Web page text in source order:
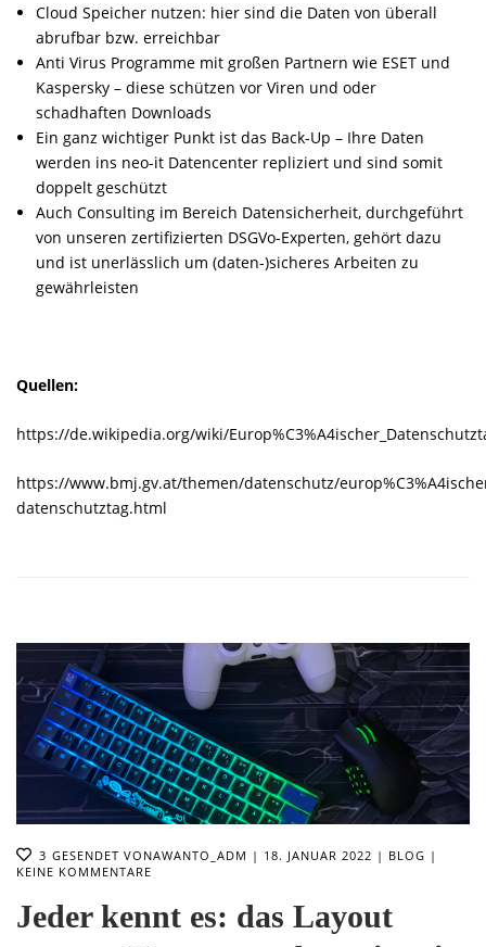
Cloud Speicher nutzen: hier sind die Daten von überall
abrufbar bzw. erreichbar
Anti Virus Programme mit großen Partnern wie ESET und
Kaspersky – diese schützen vor Viren und oder
schadhaften Downloads
Ein ganz wichtiger Punkt ist das Back-Up – Ihre Daten
werden ins neo-it Datencenter repliziert und sind somit
doppelt geschützt
Auch Consulting im Bereich Datensicherheit, durchgeführt
von unseren zertifizierten DSGVo-Experten, gehört dazu
und ist unerlässlich um (daten-)sicheres Arbeiten zu
gewährleisten
Quellen:
https://de.wikipedia.org/wiki/
https://www.bmj.gv.at/themen/datenschutz/
datenschutztag.html
3 GESENDET VONAWANTO_ADM 18. JANUAR 2022
BLOG
KEINE KOMMENTARE
Jeder kennt es: das Layout